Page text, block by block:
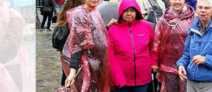
WISSENSWERTES IN ZAHLEN